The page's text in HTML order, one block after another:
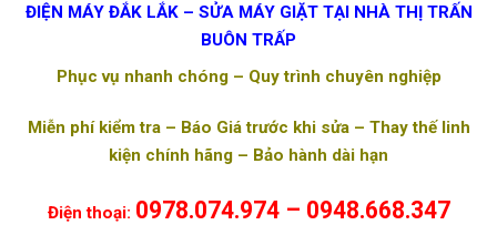
ĐIỆN MÁY ĐẮK LẮK – SỬA MÁY GIẶT TẠI NHÀ THỊ TRẤN
BUÔN TRẤP
Phục vụ nhanh chóng – Quy trình chuyên nghiệp
Miễn phí kiểm tra – Báo Giá trước khi sửa – Thay thế linh
kiện chính hãng – Bảo hành dài hạn
Điện thoại: 0978.074.974 – 0948.668.347